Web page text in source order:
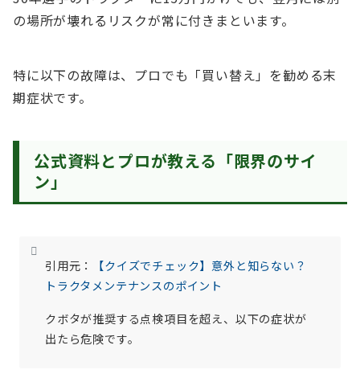
の場所が壊れるリスクが常に付きまといます。
特に以下の故障は、プロでも「買い替え」を勧める末
期症状です。
公式資料とプロが教える「限界のサイ
ン」
引用元：
【クイズでチェック】意外と知らない？
トラクタメンテナンスのポイント
クボタが推奨する点検項目を超え、以下の症状が
出たら危険です。